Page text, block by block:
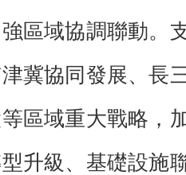
域協調聯動。
冀協同發展、長
區域重大戰略，
升級、基礎設施